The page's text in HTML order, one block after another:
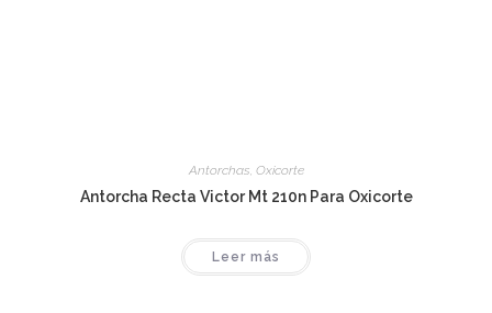
Antorchas Oxicorte
Antorcha Recta Victor Mt 210n Para Oxicorte
Leer más